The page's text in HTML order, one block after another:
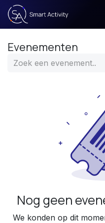
Overslaan naar inhoud
Evenementen
Nog geen
We konden op dit